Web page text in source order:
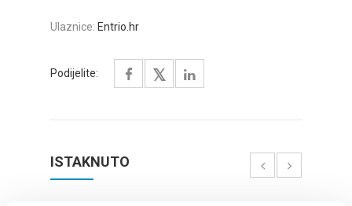
Ulaznice: Entrio.hr
Podijelite:
ISTAKNUTO